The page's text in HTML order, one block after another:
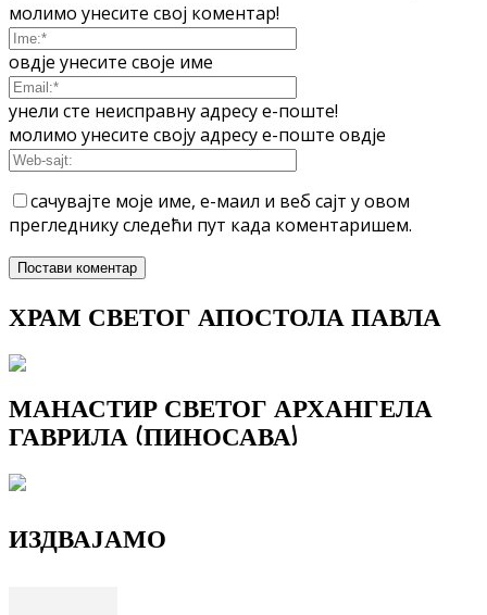
молимо унесите свој коментар!
овдје унесите своје име
унели сте неисправну адресу е-поште!
молимо унесите своју адресу е-поште овдје
сачувајте моје име, е-маил и веб сајт у овом
прегледнику следећи пут када коментаришем.
ХРАМ СВЕТОГ АПОСТОЛА ПАВЛА
МАНАСТИР СВЕТОГ АРХАНГЕЛА
ГАВРИЛА (ПИНОСАВА)
ИЗДВАЈАМО